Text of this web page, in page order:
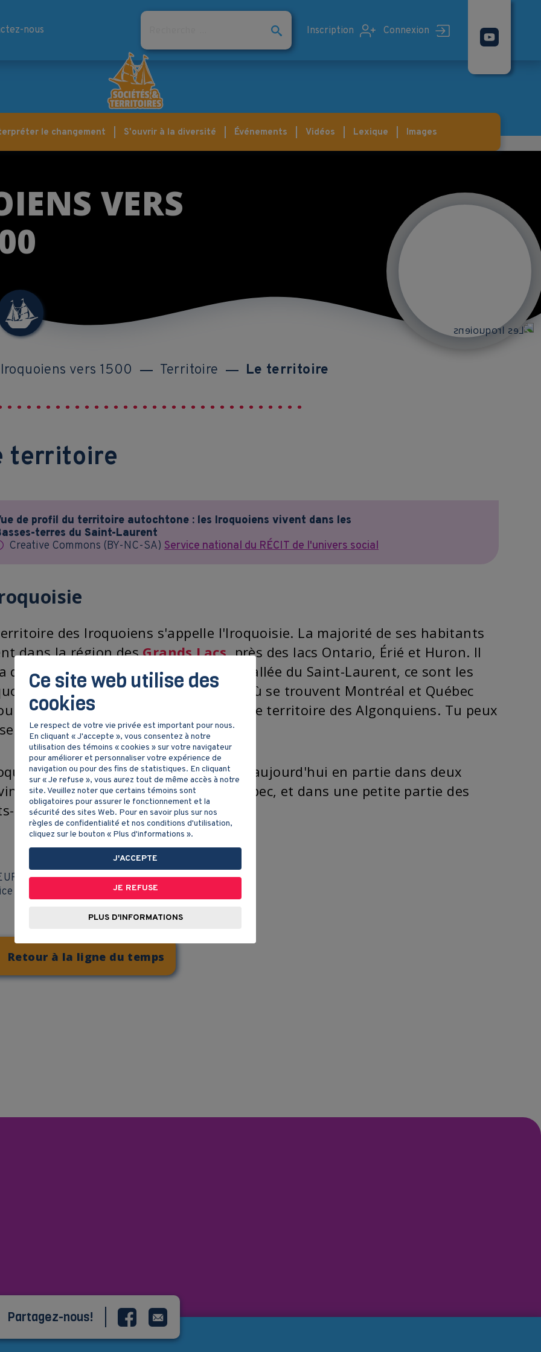
nous
Rechercher
Inscription
Connexion
le changement S'ouvrir à la diversité Événements Vidéos Lexique Images
VERS
vers 1500 Territoire Le territoire
territoire
de profil du territoire autochtone : les Iroquoiens vivent dans les
terres du Saint-Laurent
Creative Commons (BY-NC-SA) Service national du RÉCIT de l'univers social
des Iroquoiens s'appelle l'Iroquoisie. La majorité de ses habitants
dans la région desGrands Lacs, près des lacs Ontario, Érié et Huron. Il
qu'une seule nation établie dans la vallée du Saint-Laurent, ce sont les
du Saint-Laurent. Ils vivent là où se trouvent Montréal et Québec
L'Iroquoisie est entourée par le territoire des Algonquiens. Tu peux
sur la carte.
est un territoire qui se trouve aujourd'hui en partie dans deux
canadiennes, l'Ontario et le Québec, et dans une petite partie des
Unis.
national du Récit de l'univers social
Retour à la ligne du temps
Partagez-nous!
Ce site web utilise des
cookies
Le respect de votre vie privée est important pour nous.
En cliquant « J'accepte », vous consentez à notre
utilisation des témoins « cookies » sur votre navigateur
pour améliorer et personnaliser votre expérience de
navigation ou pour des fins de statistiques. En cliquant
sur « Je refuse », vous aurez tout de même accès à notre
site. Veuillez noter que certains témoins sont
obligatoires pour assurer le fonctionnement et la
sécurité des sites Web. Pour en savoir plus sur nos
règles de confidentialité et nos conditions d'utilisation,
cliquez sur le bouton « Plus d'informations ».
J'ACCEPTE
JE REFUSE
PLUS D'INFORMATIONS